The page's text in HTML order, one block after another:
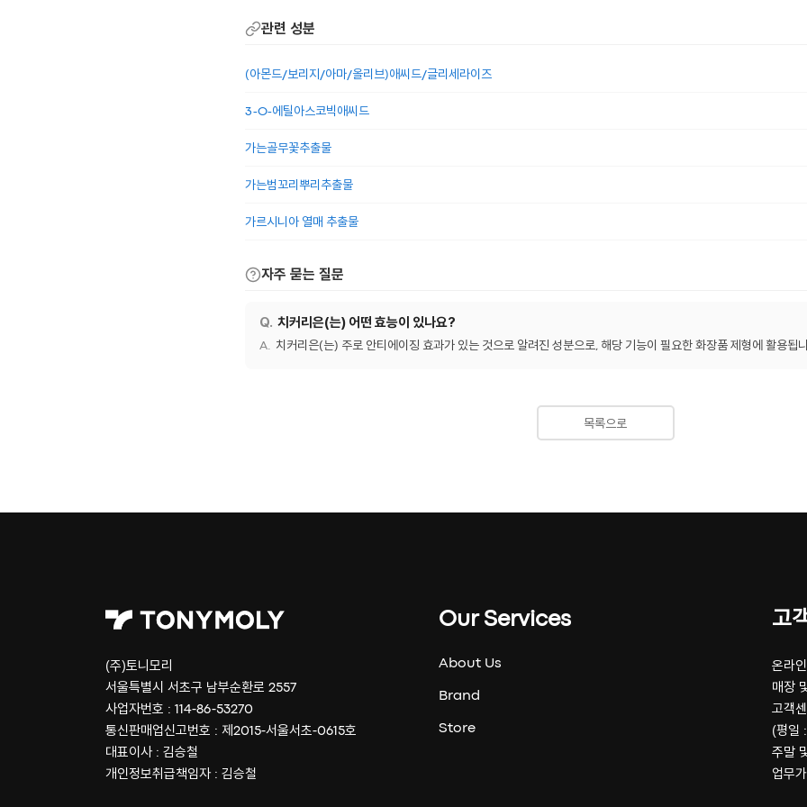
관련 성분
(아몬드/보리지/아마/올리브)애씨드/글리세라이즈
3-O-에틸아스코빅애씨드
가는골무꽃추출물
가는범꼬리뿌리추출물
가르시니아 열매 추출물
자주 묻는 질문
치커리은(는) 어떤 효능이 있나요?
치커리은(는) 주로 안티에이징 효과가 있는 것으로 알려진 성분으로, 해당 기능이 필요한 화장품 제형에 활용됩
목록으로
(주)토니모리
서울특별시 서초구 남부순환로 2557
사업자번호 : 114-86-53270
통신판매업신고번호 : 제2015-서울서초-0615호
대표이사 : 김승철
개인정보취급책임자 : 김승철
Our Services
About Us
Brand
Store
고
온라
매장
고객
(평일
주말
업무